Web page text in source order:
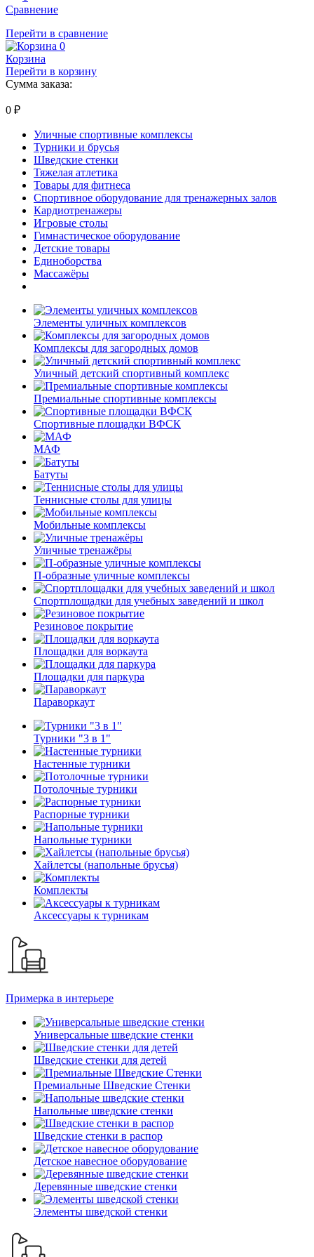
Сравнение
Перейти в сравнение
0
Корзина
Перейти в корзину
Сумма заказа:
0 ₽
Уличные спортивные комплексы
Турники и брусья
Шведские стенки
Тяжелая атлетика
Товары для фитнеса
Спортивное оборудование для тренажерных залов
Кардиотренажеры
Игровые столы
Гимнастическое оборудование
Детские товары
Единоборства
Массажёры
Элементы уличных комплексов
Комплексы для загородных домов
Уличный детский спортивный комплекс
Премиальные спортивные комплексы
Спортивные площадки ВФСК
МАФ
Батуты
Теннисные столы для улицы
Мобильные комплексы
Уличные тренажёры
П-образные уличные комплексы
Спортплощадки для учебных заведений и школ
Резиновое покрытие
Площадки для воркаута
Площадки для паркура
Параворкаут
Турники "3 в 1"
Настенные турники
Потолочные турники
Распорные турники
Напольные турники
Хайлетсы (напольные брусья)
Комплекты
Аксессуары к турникам
Примерка в интерьере
Универсальные шведские стенки
Шведские стенки для детей
Премиальные Шведские Стенки
Напольные шведские стенки
Шведские стенки в распор
Детское навесное оборудование
Деревянные шведские стенки
Элементы шведской стенки